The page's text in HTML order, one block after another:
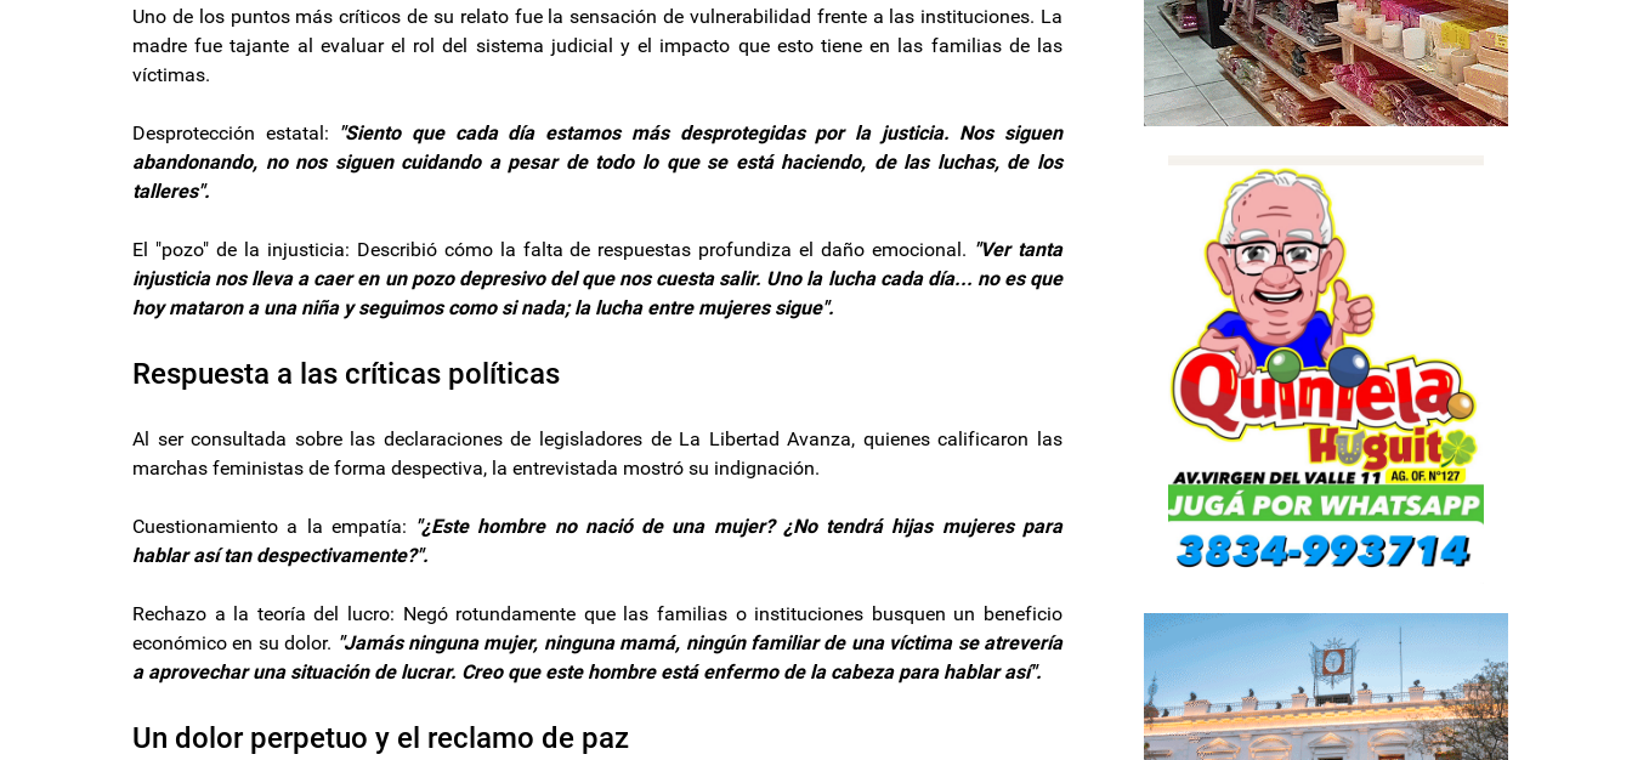
Uno de los puntos más críticos de su relato fue la sensación de vulnerabilidad frente a las instituciones. La
madre fue tajante al evaluar el rol del sistema judicial y el impacto que esto tiene en las familias de las
víctimas.
Desprotección estatal: "Siento que cada día estamos más desprotegidas por la justicia. Nos siguen
abandonando, no nos siguen cuidando a pesar de todo lo que se está haciendo, de las luchas, de los
talleres".
El "pozo" de la injusticia: Describió cómo la falta de respuestas profundiza el daño emocional. "Ver tanta
injusticia nos lleva a caer en un pozo depresivo del que nos cuesta salir. Uno la lucha cada día... no es que
hoy mataron a una niña y seguimos como si nada; la lucha entre mujeres sigue".
Respuesta a las críticas políticas
Al ser consultada sobre las declaraciones de legisladores de La Libertad Avanza, quienes calificaron las
marchas feministas de forma despectiva, la entrevistada mostró su indignación.
Cuestionamiento a la empatía: "¿Este hombre no nació de una mujer? ¿No tendrá hijas mujeres para
hablar así tan despectivamente?".
Rechazo a la teoría del lucro: Negó rotundamente que las familias o instituciones busquen un beneficio
económico en su dolor. "Jamás ninguna mujer, ninguna mamá, ningún familiar de una víctima se atrevería
a aprovechar una situación de lucrar. Creo que este hombre está enfermo de la cabeza para hablar así".
Un dolor perpetuo y el reclamo de paz